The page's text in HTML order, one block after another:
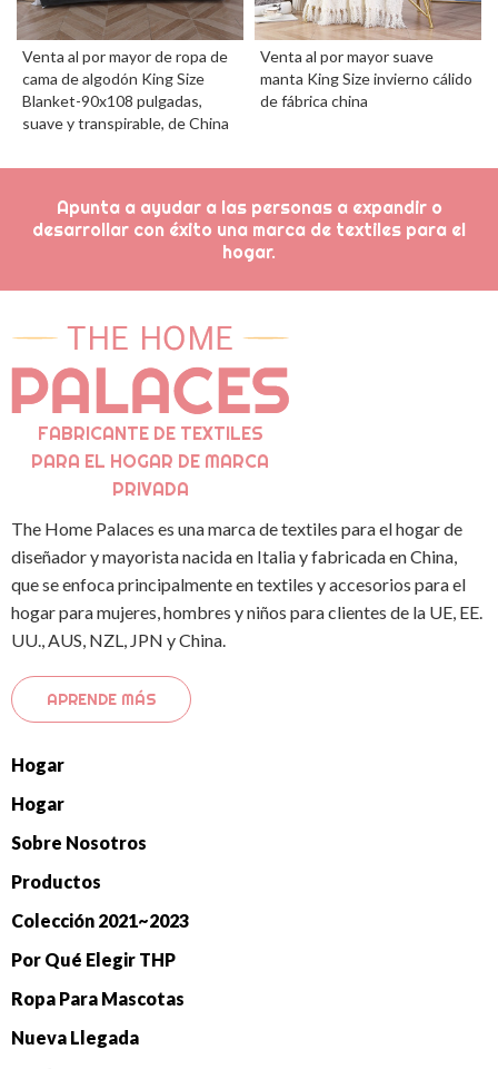
Venta al por mayor de ropa de
cama de algodón King Size
Blanket-90x108 pulgadas,
suave y transpirable, de China
Venta al por mayor suave
manta King Size invierno cálido
de fábrica china
Apunta a ayudar a las personas a expandir o
desarrollar con éxito una marca de textiles para el
hogar.
FABRICANTE DE TEXTILES
PARA EL HOGAR DE MARCA
PRIVADA
The Home Palaces es una marca de textiles para el hogar de
diseñador y mayorista nacida en Italia y fabricada en China,
que se enfoca principalmente en textiles y accesorios para el
hogar para mujeres, hombres y niños para clientes de la UE, EE.
UU., AUS, NZL, JPN y China.
APRENDE MÁS
Hogar
Hogar
Sobre Nosotros
Productos
Colección 2021~2023
Por Qué Elegir THP
Ropa Para Mascotas
Nueva Llegada